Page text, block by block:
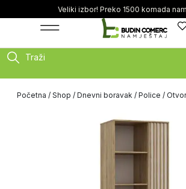
Veliki izbor! Preko 1500 komada
Traži
Početna / Shop / Dnevni boravak / Police /